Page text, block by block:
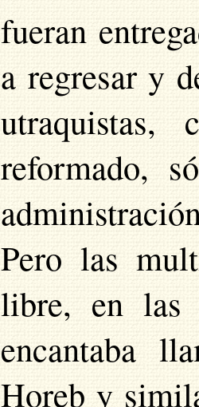
fueran
a regresar y
utraquistas,
reformado,
Pero las
libre, en las
encantaba
Horeb y